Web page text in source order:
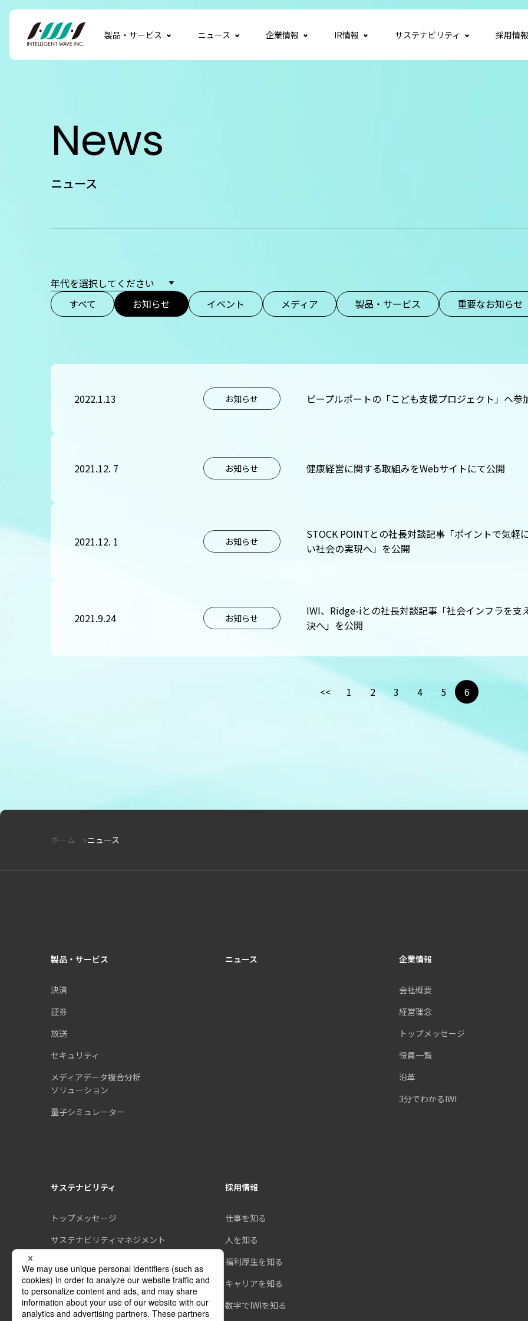
製品・サービス ニュース 企業情報 IR情報 サステナビリティ 採用情
News
ニュース
すべて お知らせ イベント メディア 製品・サービス 重要なお知らせ
2022.1.13 お知らせ ピープルポートの「こども支援プロジェクト」へ参
2021.12. 7 お知らせ 健康経営に関する取組みをWebサイトにて公開
2021.12. 1 お知らせ
STOCK POINTとの社長対談記事「ポイントで気軽
い社会の実現へ」を公開
2021.9.24 お知らせ
IWI、Ridge-iとの社長対談記事「社会インフラを
決へ」を公開
<< 1 2 3 4 5 6
ホーム ニュース
製品・サービス
決済
証券
放送
セキュリティ
メディアデータ複合分析
ソリューション
量子シミュレーター
ニュース 企業情報
会社概要
経営理念
トップメッセージ
役員一覧
沿革
3分でわかるIWI
サステナビリティ
トップメッセージ
サステナビリティマネジメント
社会
ガバナンス
採用情報
仕事を知る
人を知る
福利厚生を知る
キャリアを知る
数字でIWIを知る